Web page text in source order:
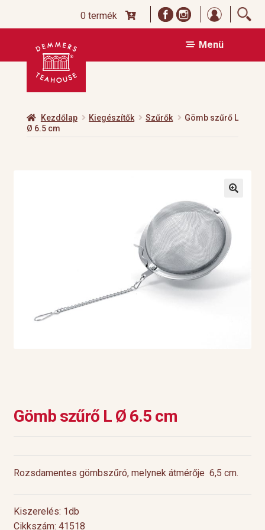
0 termék
Ugrás
navigációhoz
Kilépés
tartalomba
Menü
Kezdőlap Kiegészítők Szűrők
Gömb szűrő L
Ø 6.5 cm
Gömb szűrő L Ø 6.5 cm
Rozsdamentes gömbszűró, melynek átmérője 6,5 cm.
Kiszerelés: 1db
Cikkszám: 41518